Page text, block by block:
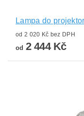
Lampa do
od 2 020 Kč bez DPH
od 2 444 Kč